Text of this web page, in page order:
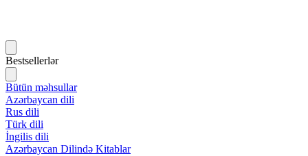
Bestsellerlər
Bütün məhsullar
Azərbaycan dili
Rus dili
Türk dili
İngilis dili
Azərbaycan Dilində Kitablar